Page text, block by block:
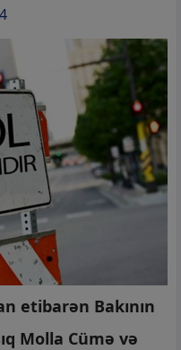
etibarən Bakının
Molla Cümə və